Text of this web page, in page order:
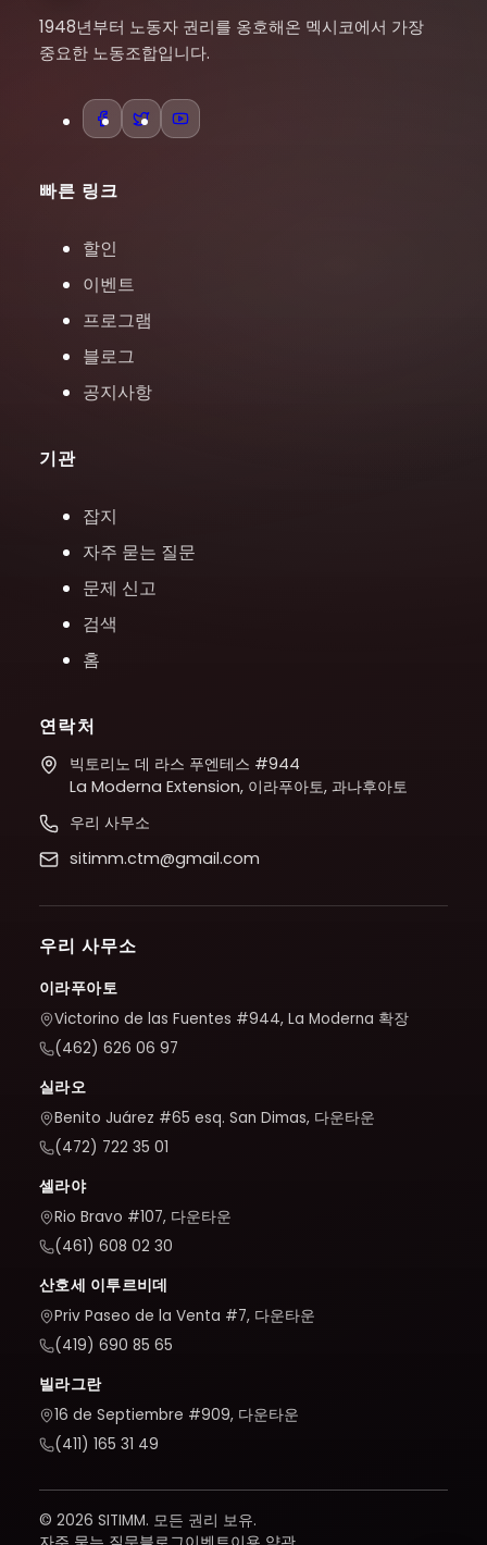
1948년부터 노동자 권리를 옹호해온 멕시코에서 가장
중요한 노동조합입니다.
빠른 링크
할인
이벤트
프로그램
블로그
공지사항
기관
잡지
자주 묻는 질문
문제 신고
검색
홈
연락처
빅토리노 데 라스 푸엔테스 #944
La Moderna Extension, 이라푸아토, 과나후아토
우리 사무소
sitimm.ctm@gmail.com
우리 사무소
이라푸아토
Victorino de las Fuentes #944, La Moderna 확장
(462) 626 06 97
실라오
Benito Juárez #65 esq. San Dimas, 다운타운
(472) 722 35 01
셀라야
Rio Bravo #107, 다운타운
(461) 608 02 30
산호세 이투르비데
Priv Paseo de la Venta #7, 다운타운
(419) 690 85 65
빌라그란
16 de Septiembre #909, 다운타운
(411) 165 31 49
© 2026 SITIMM. 모든 권리 보유.